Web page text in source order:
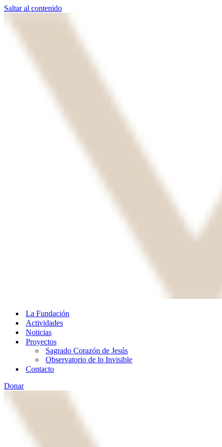
Saltar al contenido
La Fundación
Actividades
Noticias
Proyectos
Sagrado Corazón de Jesús
Observatorio de lo Invisible
Contacto
Donar